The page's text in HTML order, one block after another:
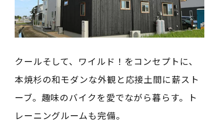
クールそして、ワイルド！をコンセプトに、
本焼杉の和モダンな外観と応接土間に薪スト
ーブ。趣味のバイクを愛でながら暮らす。ト
レーニングルームも完備。